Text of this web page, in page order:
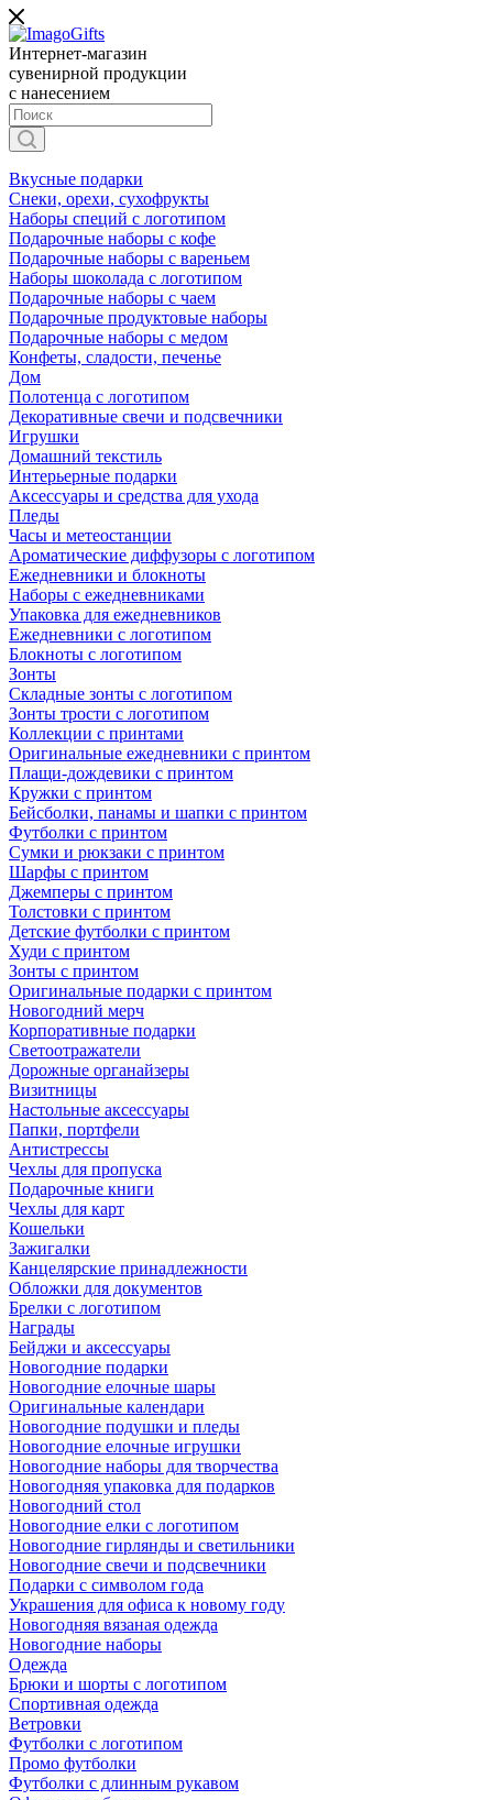
Интернет-магазин
сувенирной продукции
с нанесением
Вкусные подарки
Снеки, орехи, сухофрукты
Наборы специй с логотипом
Подарочные наборы с кофе
Подарочные наборы с вареньем
Наборы шоколада с логотипом
Подарочные наборы с чаем
Подарочные продуктовые наборы
Подарочные наборы с медом
Конфеты, сладости, печенье
Дом
Полотенца с логотипом
Декоративные свечи и подсвечники
Игрушки
Домашний текстиль
Интерьерные подарки
Аксессуары и средства для ухода
Пледы
Часы и метеостанции
Ароматические диффузоры с логотипом
Ежедневники и блокноты
Наборы с ежедневниками
Упаковка для ежедневников
Ежедневники с логотипом
Блокноты с логотипом
Зонты
Складные зонты с логотипом
Зонты трости с логотипом
Коллекции с принтами
Оригинальные ежедневники с принтом
Плащи-дождевики с принтом
Кружки с принтом
Бейсболки, панамы и шапки с принтом
Футболки с принтом
Сумки и рюкзаки с принтом
Шарфы с принтом
Джемперы с принтом
Толстовки с принтом
Детские футболки с принтом
Худи с принтом
Зонты с принтом
Оригинальные подарки с принтом
Новогодний мерч
Корпоративные подарки
Светоотражатели
Дорожные органайзеры
Визитницы
Настольные аксессуары
Папки, портфели
Антистрессы
Чехлы для пропуска
Подарочные книги
Чехлы для карт
Кошельки
Зажигалки
Канцелярские принадлежности
Обложки для документов
Брелки с логотипом
Награды
Бейджи и аксессуары
Новогодние подарки
Новогодние елочные шары
Оригинальные календари
Новогодние подушки и пледы
Новогодние елочные игрушки
Новогодние наборы для творчества
Новогодняя упаковка для подарков
Новогодний стол
Новогодние елки с логотипом
Новогодние гирлянды и светильники
Новогодние свечи и подсвечники
Подарки с символом года
Украшения для офиса к новому году
Новогодняя вязаная одежда
Новогодние наборы
Одежда
Брюки и шорты с логотипом
Спортивная одежда
Ветровки
Футболки с логотипом
Промо футболки
Футболки с длинным рукавом